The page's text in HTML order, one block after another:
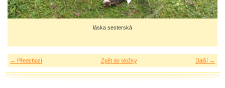
láska sesterská
← Předchozí Další →
Zpět do složky